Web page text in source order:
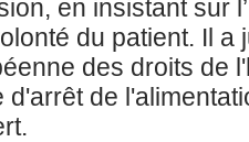
en insistant sur
du patient. Il a
des droits de
d'arrêt de